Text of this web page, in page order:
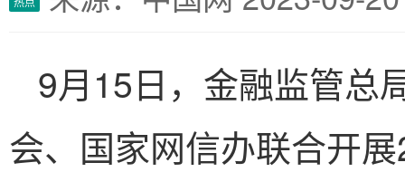
9月15日，金融监管总
会、国家网信办联合开